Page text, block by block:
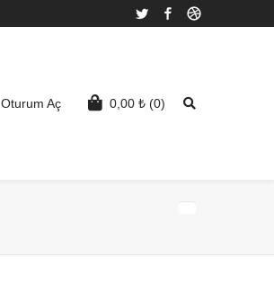
Twitter Facebook
0,00 ₺ (0)
Oturum Aç